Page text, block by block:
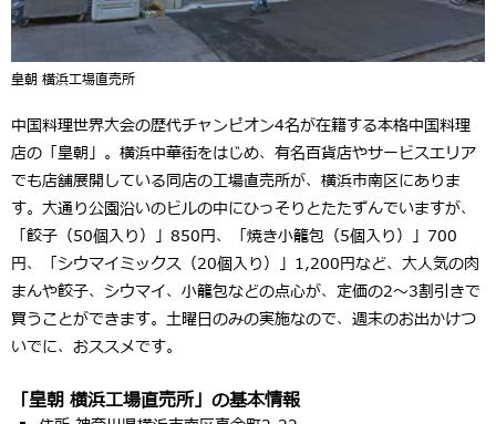
皇朝 横浜工場直売所
中国料理世界大会の歴代チャンピオン4名が在籍する本格中国料理
店の「皇朝」。横浜中華街をはじめ、有名百貨店やサービスエリア
でも店舗展開している同店の工場直売所が、横浜市南区にありま
す。大通り公園沿いのビルの中にひっそりとたたずんでいますが、
「餃子（50個入り）」850円、「焼き小籠包（5個入り）」700
円、「シウマイミックス（20個入り）」1,200円など、大人気の肉
まんや餃子、シウマイ、小籠包などの点心が、定価の2～3割引きで
買うことができます。土曜日のみの実施なので、週末のお出かけつ
いでに、おススメです。
「皇朝 横浜工場直売所」の基本情報